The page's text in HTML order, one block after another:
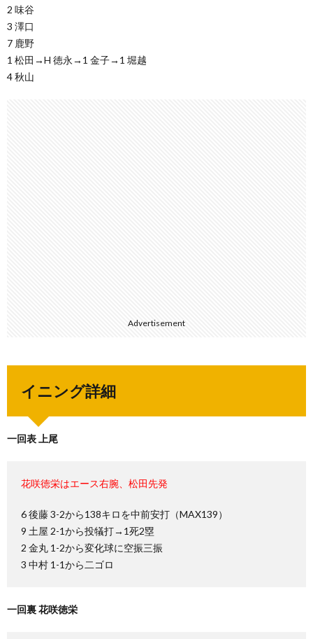
2 味谷
3 澤口
7 鹿野
1 松田→H 徳永→1 金子→1 堀越
4 秋山
Advertisement
イニング詳細
一回表 上尾
花咲徳栄はエース右腕、松田先発
6 後藤 3-2から138キロを中前安打（MAX139）
9 土屋 2-1から投犠打→1死2塁
2 金丸 1-2から変化球に空振三振
3 中村 1-1から二ゴロ
一回裏 花咲徳栄